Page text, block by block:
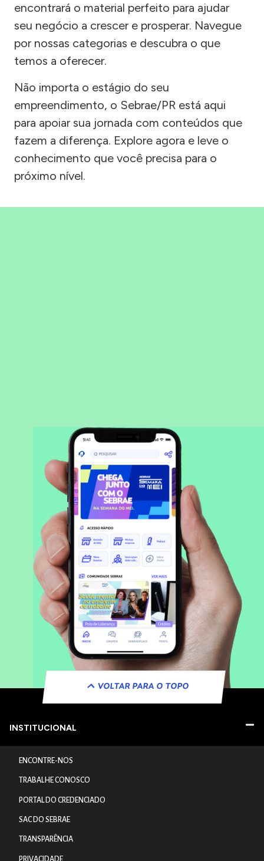
encontrará o material perfeito para ajudar
seu negócio a crescer e prosperar. Navegue
por nossas categorias e descubra o que
temos a oferecer.
Não importa o estágio do seu
empreendimento, o Sebrae/PR está aqui
para apoiar sua jornada com conteúdos que
fazem a diferença. Explore agora e leve o
conhecimento que você precisa para o
próximo nível.
VOLTAR PARA O TOPO
INSTITUCIONAL
ENCONTRE-NOS
TRABALHE CONOSCO
PORTAL DO CREDENCIADO
SAC DO SEBRAE
TRANSPARÊNCIA
PRIVACIDADE